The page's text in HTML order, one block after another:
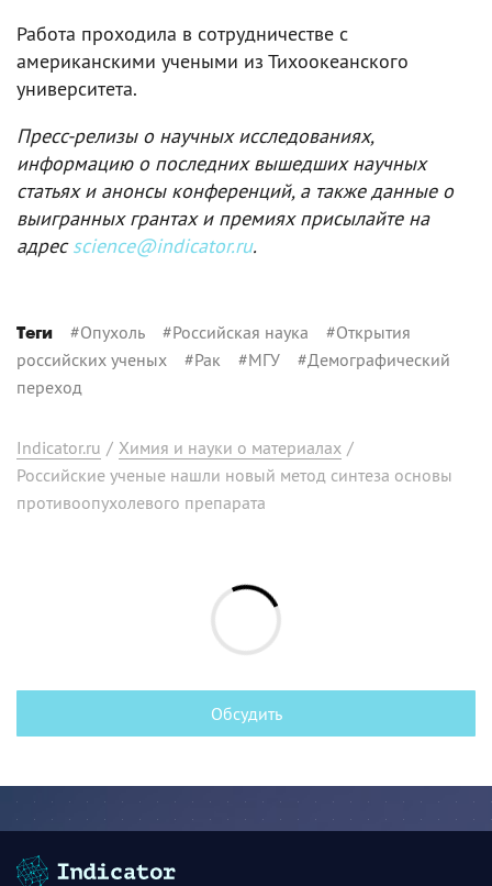
Работа проходила в сотрудничестве с
американскими учеными из Тихоокеанского
университета.
Пресс-релизы о научных исследованиях,
информацию о последних вышедших научных
статьях и анонсы конференций, а также данные о
выигранных грантах и премиях присылайте на
адресscience@indicator.ru.
Теги #Опухоль #Российская наука #Открытия
российских ученых #Рак #МГУ #Демографический
переход
Indicator.ru / Химия и науки о материалах /
Российские ученые нашли новый метод синтеза основы
противоопухолевого препарата
Обсудить